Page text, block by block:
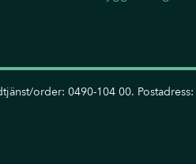
order: 0490-104 00.